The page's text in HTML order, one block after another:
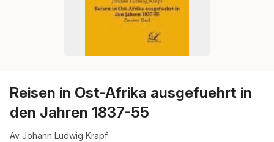
Reisen in Ost-Afrika ausgefuehrt in
den Jahren 1837-55
Av Johann Ludwig Krapf